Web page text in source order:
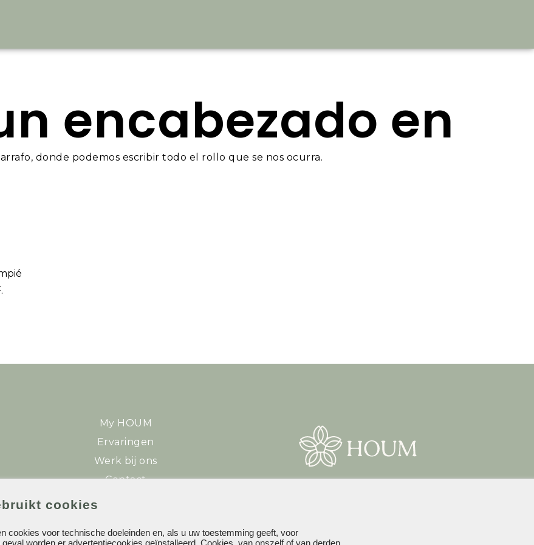
encabezado en
donde podemos escribir todo el rollo que se nos ocurra.
My HOUM
Ervaringen
Werk bij ons
Contact
cookies
cookies voor technische doeleinden en, als u uw toestemming geeft, voor
worden er advertentiecookies geïnstalleerd. Cookies, van onszelf of van derden,